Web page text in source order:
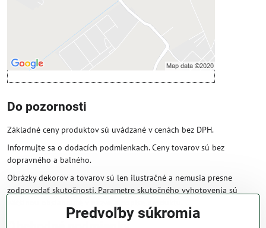
Povoliť a zapamätať - súhlas s druhom
cookie: Funkčné
Otvoriť obsah v novom okne
Do pozornosti
Základné ceny produktov sú uvádzané v cenách bez DPH.
Informujte sa o dodacích podmienkach. Ceny tovarov sú bez
dopravného a balného.
Obrázky dekorov a tovarov sú len ilustračné a nemusia presne
zodpovedať skutočnosti. Parametre skutočného vyhotovenia sú
Predvoľby súkromia